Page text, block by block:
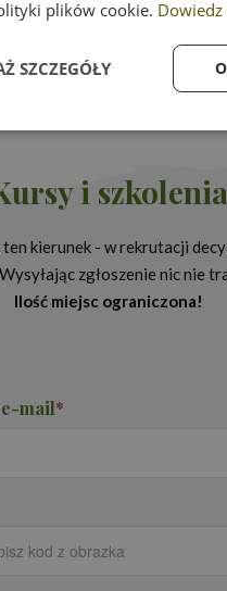
i szkolenia
kierunek - w rekrutacji
zgłoszenie nic nie
Ilość miejsc ograniczona!
mail*
plików cookie. Dowiedz
SZCZEGÓŁY